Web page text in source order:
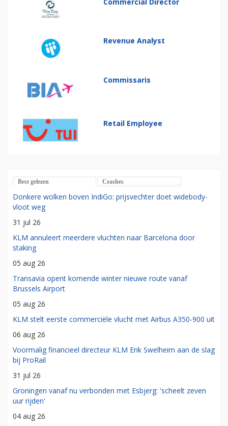
Revenue Analyst
Commissaris
Retail Employee
Best gelezen Crashes
Donkere wolken boven IndiGo: prijsvechter doet widebody-
vloot weg
31 jul 26
KLM annuleert meerdere vluchten naar Barcelona door
staking
05 aug 26
Transavia opent komende winter nieuwe route vanaf
Brussels Airport
05 aug 26
KLM stelt eerste commerciële vlucht met Airbus A350-900 uit
06 aug 26
Voormalig financieel directeur KLM Erik Swelheim aan de slag
bij ProRail
31 jul 26
Groningen vanaf nu verbonden met Esbjerg: 'scheelt zeven
uur rijden'
04 aug 26